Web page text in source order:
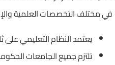
في مختلف التخصصات العلمية
يعتمد النظام التعليمي
تلتزم جميع الجامعات